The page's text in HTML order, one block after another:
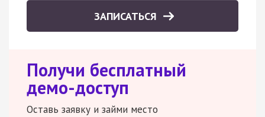
ЗАПИСАТЬСЯ
Получи бесплатный
демо-доступ
Оставь заявку и займи место